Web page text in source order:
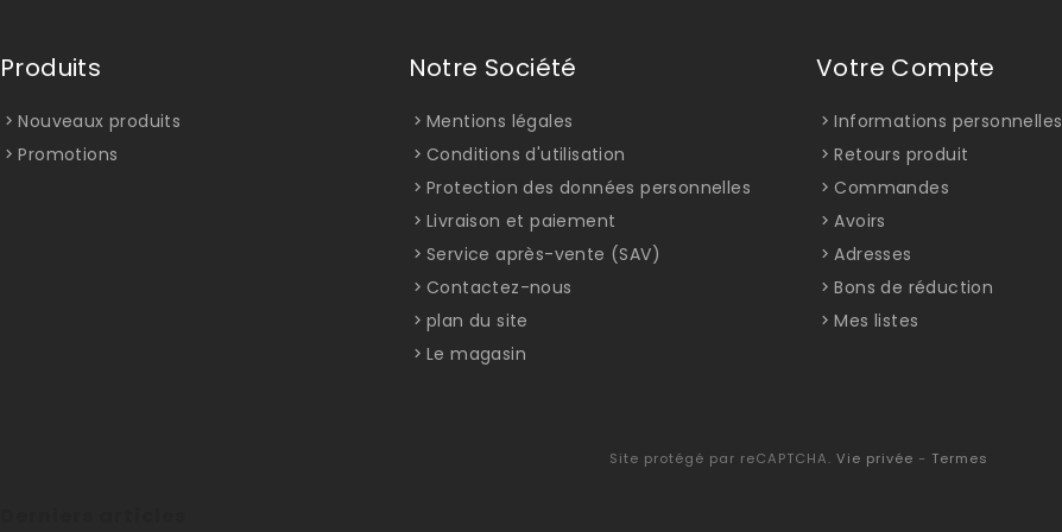
Produits
Nouveaux produits
Promotions
Notre Société
Mentions légales
Conditions d'utilisation
Protection des données personnelles
Livraison et paiement
Service après-vente (SAV)
Contactez-nous
plan du site
Le magasin
Votre Compte
Informations personnelles
Retours produit
Commandes
Avoirs
Adresses
Bons de réduction
Mes listes
Site protégé par reCAPTCHA. Vie privée - Termes